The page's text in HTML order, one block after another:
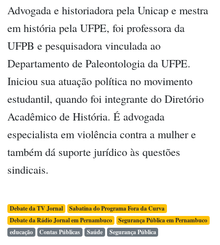
Advogada e historiadora pela Unicap e mestra
em história pela UFPE, foi professora da
UFPB e pesquisadora vinculada ao
Departamento de Paleontologia da UFPE.
Iniciou sua atuação política no movimento
estudantil, quando foi integrante do Diretório
Acadêmico de História. É advogada
especialista em violência contra a mulher e
também dá suporte jurídico às questões
sindicais.
Debate da TV Jornal
Sabatina do Programa Fora da Curva
Debate da Rádio Jornal em Pernambuco
Segurança Pública em Pernambuco
educação
Contas Públicas Saúde Segurança Pública